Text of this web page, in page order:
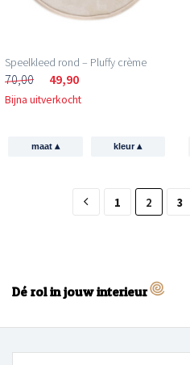
Speelkleed rond – Pluffy crème
70,00 49,90
Bijna uitverkocht
maat ▴ kleur▴
1 2 3
Dé rol in jouw interieur